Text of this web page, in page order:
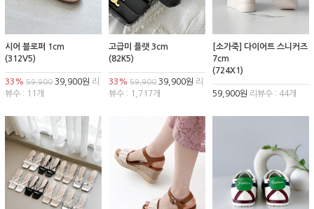
시어 블로퍼 1cm
(312V5)
33% 59,900 39,900원 리
뷰수 : 11개
고급미 플랫 3cm
(82K5)
33% 59,90039,900원 리
뷰수 : 1,717개
[소가죽] 다이어트 스니커즈
7cm
(724X1)
59,900원 리뷰수 : 44개